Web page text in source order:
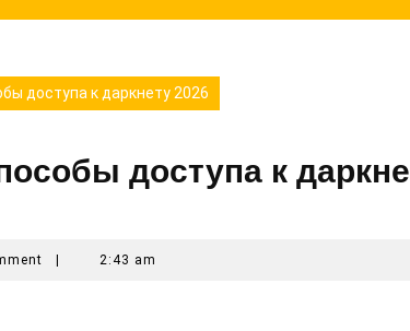
доступа к даркнету 2026
доступа к
2:43 am